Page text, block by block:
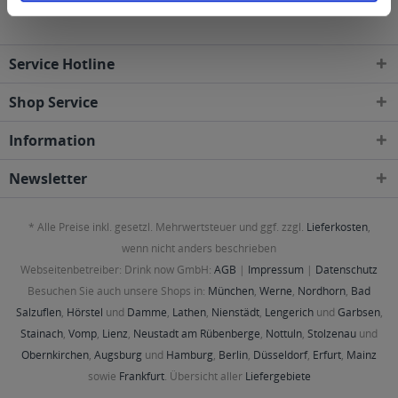
Service Hotline
Shop Service
Information
Newsletter
* Alle Preise inkl. gesetzl. Mehrwertsteuer und ggf. zzgl. Lieferkosten,
wenn nicht anders beschrieben
Webseitenbetreiber: Drink now GmbH: AGB | Impressum | Datenschutz
Besuchen Sie auch unsere Shops in: München, Werne, Nordhorn, Bad
Salzuflen, Hörstel und Damme, Lathen, Nienstädt, Lengerichund Garbsen,
Stainach, Vomp, Lienz, Neustadt am Rübenberge, Nottuln, Stolzenau und
Obernkirchen, Augsburg und Hamburg, Berlin, Düsseldorf, Erfurt, Mainz
sowie Frankfurt. Übersicht aller Liefergebiete